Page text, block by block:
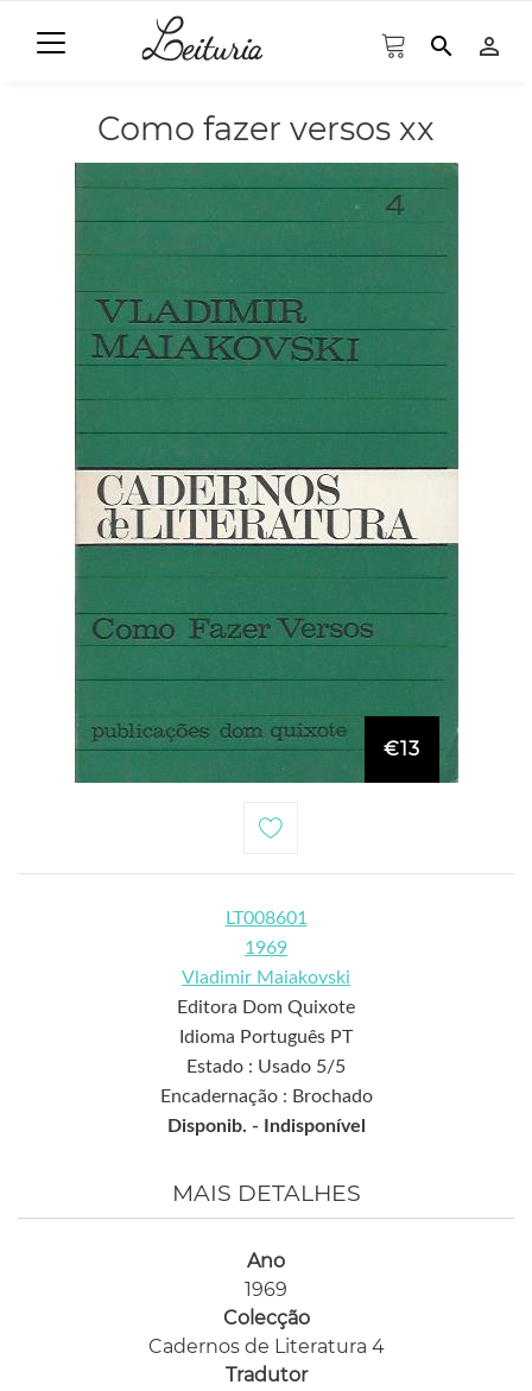
search person_outline
Como fazer versos xx
€13
LT008601
1969
Vladimir Maiakovski
Editora Dom Quixote
Idioma Português PT
Estado : Usado 5/5
Encadernação : Brochado
Disponib. -
Indisponível
MAIS DETALHES
Ano
1969
Colecção
Cadernos de Literatura 4
Tradutor